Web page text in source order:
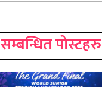
सम्बन्धित पोस्टहरु